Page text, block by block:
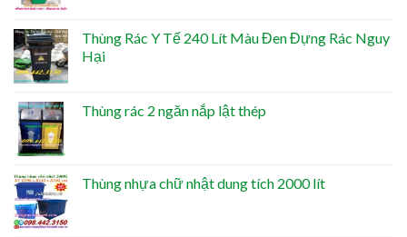
Thùng Rác Y Tế 240 Lít Màu Đen Đựng Rác Nguy
Hại
Thùng rác 2 ngăn nắp lật thép
Thùng nhựa chữ nhật dung tích 2000 lít